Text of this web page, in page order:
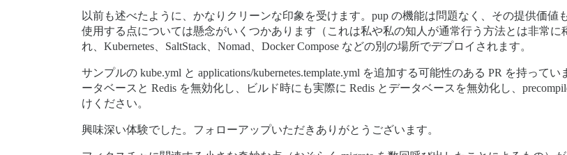
    volumes:
      - ./entrypoint.sh:/var/www/discourse/entrypoint.sh
      - ./config/unicorn.rb:/var/www/discourse/config/unicorn.rb
      - ./config/application.rb:/var/www/discourse/config/application.rb
      - ./envs/production.rb:/var/www/discourse/config/environments/production.rb
      - ./overrides/routes.rb:/var/www/discourse/config/routes.rb
      - ./generated/public/assets:/var/www/discourse/public/assets
      - ./generated/public/images:/var/www/discourse/public/images
      - ./generated/public/javascripts:/var/www/discourse/public/javascripts
以前も述べたように、かなりクリーンな印象を受けます。pup の機能は問題なく、その提供価値
使用する点については懸念がいくつかあります（これは私や私の知人が通常行う方法とは非常
れ、Kubernetes、SaltStack、Nomad、Docker Compose などの別の場所でデプロイされます。
サンプルの kube.yml と applications/kubernetes.template.yml を追加する可能性のある PR を持っ
ータベースと Redis を無効化し、ビルド時にも実際に Redis とデータベースを無効化し、
けください。
興味深い体験でした。フォローアップいただきありがとうございます。